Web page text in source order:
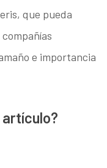
que pueda
e importancia
artículo?